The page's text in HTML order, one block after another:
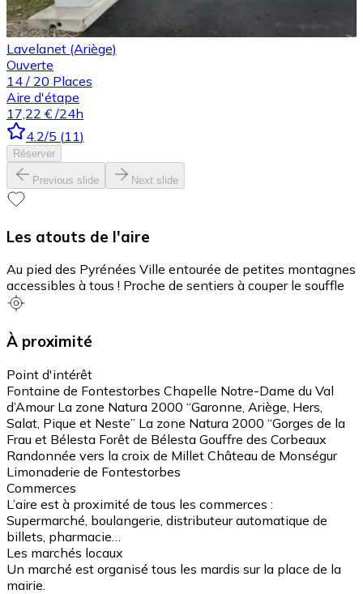
Lavelanet (Ariège)
Ouverte
14 / 20 Places
Aire d'étape
17,22 € /24h
4.2/5 (11)
Réserver
Previous slide Next slide
Les atouts de l'aire
Au pied des Pyrénées Ville entourée de petites montagnes
accessibles à tous ! Proche de sentiers à couper le souffle
À proximité
Point d'intérêt
Fontaine de Fontestorbes Chapelle Notre-Dame du Val
d’Amour La zone Natura 2000 “Garonne, Ariège, Hers,
Salat, Pique et Neste” La zone Natura 2000 “Gorges de la
Frau et Bélesta Forêt de Bélesta Gouffre des Corbeaux
Randonnée vers la croix de Millet Château de Monségur
Limonaderie de Fontestorbes
Commerces
L’aire est à proximité de tous les commerces :
Supermarché, boulangerie, distributeur automatique de
billets, pharmacie…
Les marchés locaux
Un marché est organisé tous les mardis sur la place de la
mairie.